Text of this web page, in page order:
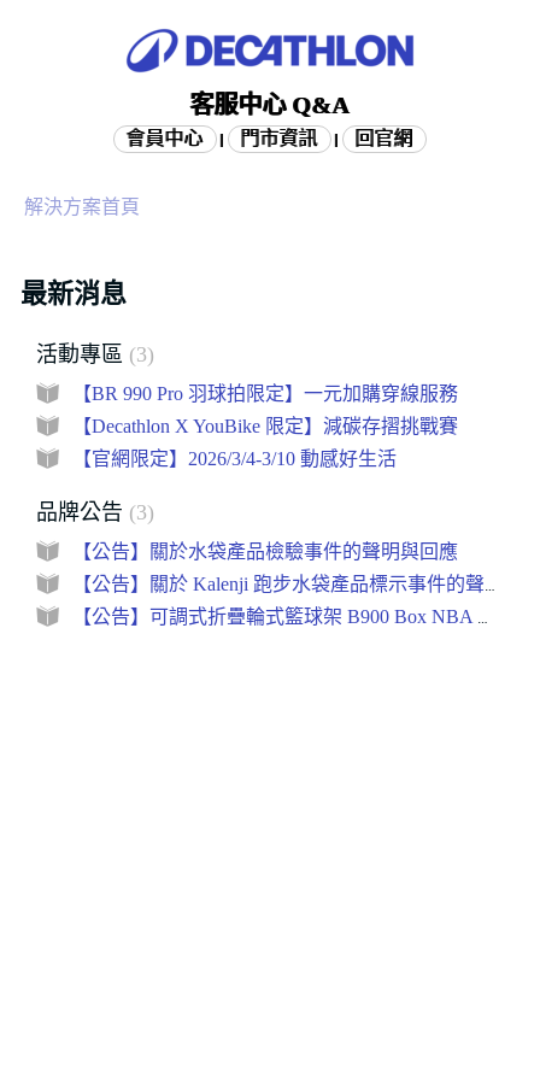
客服中心 Q&A
會員中心 門市資訊 回官網
解決方案首頁
最新消息
活動專區 3
【BR 990 Pro 羽球拍限定】一元加購穿線服務
【Decathlon X YouBike 限定】減碳存摺挑戰賽
【官網限定】2026/3/4-3/10 動感好生活
品牌公告 3
【公告】關於水袋產品檢驗事件的聲明與回應